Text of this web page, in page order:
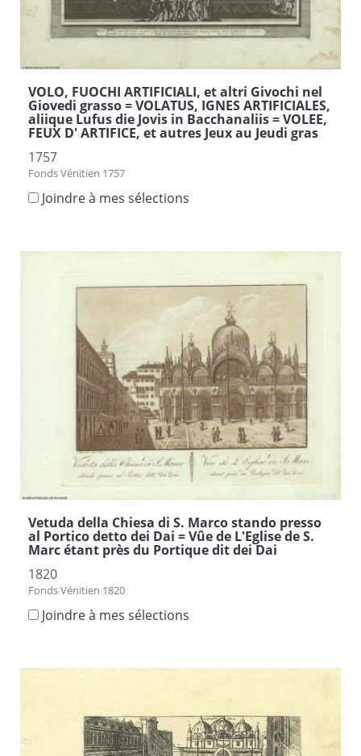
VOLO, FUOCHI ARTIFICIALI, et altri Givochi nel
Giovedi grasso = VOLATUS, IGNES ARTIFICIALES,
aliique Lufus die Jovis in Bacchanaliis = VOLEE,
FEUX D' ARTIFICE, et autres Jeux au Jeudi gras
1757
Fonds Vénitien 1757
Joindre à mes sélections
Vetuda della Chiesa di S. Marco stando presso
al Portico detto dei Dai = Vûe de L'Eglise de S.
Marc étant près du Portique dit dei Dai
1820
Fonds Vénitien 1820
Joindre à mes sélections